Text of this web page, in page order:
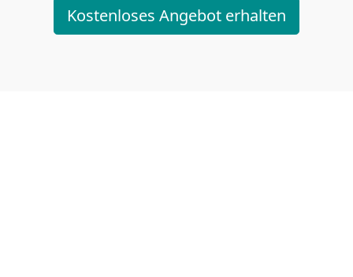
Kostenloses Angebot erhalten